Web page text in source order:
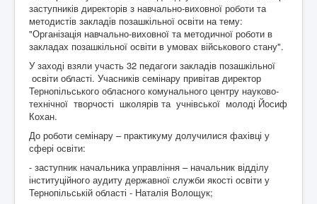
заступників директорів з навчально-виховної роботи та
методистів закладів позашкільної освіти на тему:
"Організація навчально-виховної та методичної роботи в
закладах позашкільної освіти в умовах військового стану".
У заході взяли участь 32 педагоги закладів позашкільної
освіти області. Учасників семінару привітав директор
Тернопільського обласного комунального центру науково-
технічної творчості школярів та учнівської молоді Йосиф
Кохан.
До роботи семінару – практикуму долучилися фахівці у
сфері освіти:
- заступник начальника управління – начальник відділу
інституційного аудиту державної служби якості освіти у
Тернопільській області - Наталія Волощук;